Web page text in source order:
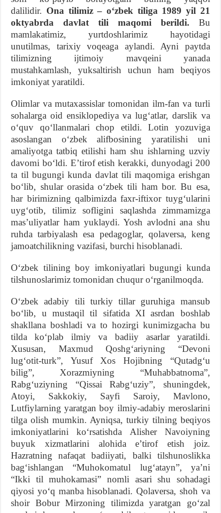
dalilidir. Ona tilimiz– oʻzbek tiliga 1989 yil 21
oktyabrda davlat tili maqomi berildi. Bu
mamlakatimiz, yurtdoshlarimiz hayotidagi
unutilmas, tarixiy voqeaga aylandi. Ayni paytda
tilimizning ijtimoiy mavqeini yanada
mustahkamlash, yuksaltirish uchun ham beqiyos
imkoniyat yaratildi.
Olimlar va mutaxassislar tomonidan ilm-fan va turli
sohalarga oid ensiklopediya va lugʻatlar, darslik va
oʻquv qoʻllanmalari chop etildi. Lotin yozuviga
asoslangan oʻzbek alifbosining yaratilishi uni
amaliyotga tatbiq etilishi ham shu ishlarning uzviy
davomi boʻldi. Eʼtirof etish kerakki, dunyodagi 200
ta til bugungi kunda davlat tili maqomiga erishgan
boʻlib, shular orasida oʻzbek tili ham bor. Bu esa,
har birimizning qalbimizda faxr-iftixor tuygʻularini
uygʻotib, tilimiz sofligini saqlashda zimmamizga
masʼuliyatlar ham yuklaydi. Yosh avlodni ana shu
ruhda tarbiyalash esa pedagoglar, qolaversa, keng
jamoatchilikning vazifasi, burchi hisoblanadi.
Oʻzbek tilining boy imkoniyatlari bugungi kunda
tilshunoslarimiz tomonidan chuqur oʻrganilmoqda.
Oʻzbek adabiy tili turkiy tillar guruhiga mansub
boʻlib, u mustaqil til sifatida XI asrdan boshlab
shakllana boshladi va to hozirgi kunimizgacha bu
tilda koʻplab ilmiy va badiiy asarlar yaratildi.
Xususan, Maxmud Qoshgʻariyning “Devoni
lugʻotit-turk”, Yusuf Xos Hojibning “Qutadgʻu
bilig”, Xorazmiyning “Muhabbatnoma”,
Rabgʻuziyning “Qissai Rabgʻuziy”, shuningdek,
Atoyi, Sakkokiy, Sayfi Saroiy, Mavlono,
Lutfiylarning yaratgan boy ilmiy-adabiy meroslarini
tilga olish mumkin. Ayniqsa, turkiy tilning beqiyos
imkoniyatlarini koʻrsatishda Alisher Navoiyning
buyuk xizmatlarini alohida eʼtirof etish joiz.
Hazratning nafaqat badiiyati, balki tilshunoslikka
bagʻishlangan “Muhokomatul lugʻatayn”, yaʼni
“Ikki til muhokamasi” nomli asari shu sohadagi
qiyosi yoʻq manba hisoblanadi. Qolaversa, shoh va
shoir Bobur Mirzoning tilimizda yaratgan goʻzal